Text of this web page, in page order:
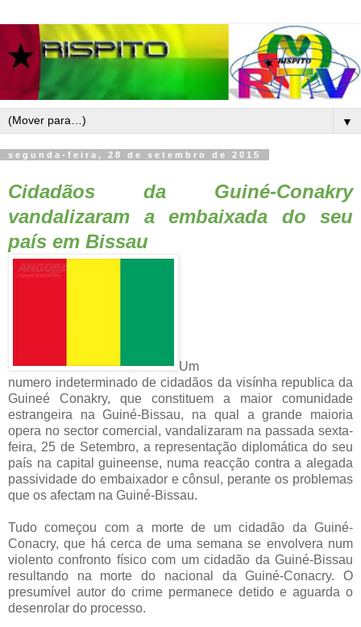
▼
segunda-feira, 28 de setembro de 2015
Cidadãos da Guiné-Conakry
vandalizaram a embaixada do seu
país em Bissau
Um
numero indeterminado de cidadãos da visínha republica da
Guineé Conakry, que constituem a maior comunidade
estrangeira na Guiné-Bissau, na qual a grande maioria
opera no sector comercial, vandalizaram na passada sexta-
feira, 25 de Setembro, a representação diplomática do seu
país na capital guineense, numa reacção contra a alegada
passividade do embaixador e cônsul, perante os problemas
que os afectam na Guiné-Bissau.
Tudo começou com a morte de um cidadão da Guiné-
Conacry, que há cerca de uma semana se envolvera num
violento confronto físico com um cidadão da Guiné-Bissau
resultando na morte do nacional da Guiné-Conacry. O
presumível autor do crime permanece detido e aguarda o
desenrolar do processo.